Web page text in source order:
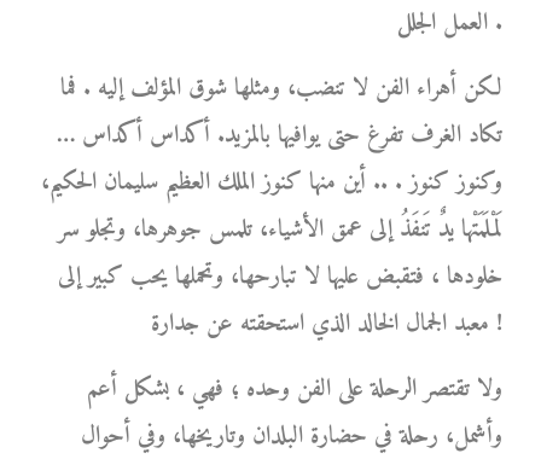
العمل الجلل .
لكن أهراء الفن لا تنضب، ومثلها شوق المؤلف إليه . فما
تكاد الغرف تفرغ حتى يوافيها بالمزيد. أكداس أكداس …
وكنوز كنوز . .. أين منها كنوز الملك العظيم سليمان الحكيم،
لَمْلَمَتْها يدٌ تَنفَذُ إلى عمق الأشياء، تلمس جوهرها، وتجلو سر
خلودها ، فتقبض عليها لا تبارحها، وتحملها يحب كبير إلى
معبد الجمال الخالد الذي استحقته عن جدارة !
ولا تقتصر الرحلة على الفن وحده ؛ فهي ، بشكل أعم
وأشمل، رحلة في حضارة البلدان وتاريخها، وفي أحوال